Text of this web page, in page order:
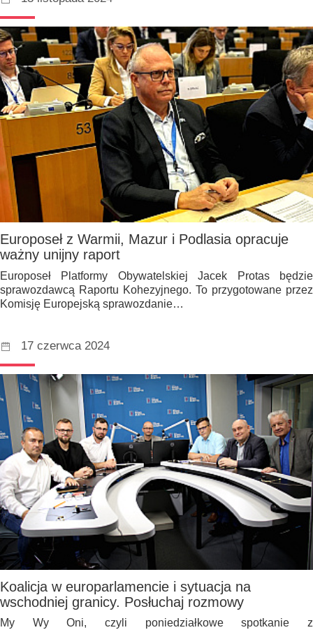
Europoseł z Warmii, Mazur i Podlasia opracuje
ważny unijny raport
Europoseł Platformy Obywatelskiej Jacek Protas będzie
sprawozdawcą Raportu Kohezyjnego. To przygotowane przez
Komisję Europejską sprawozdanie…
17 czerwca 2024
Koalicja w europarlamencie i sytuacja na
wschodniej granicy. Posłuchaj rozmowy
My Wy Oni, czyli poniedziałkowe spotkanie z